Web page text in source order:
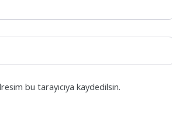
bu tarayıcıya kaydedilsin.